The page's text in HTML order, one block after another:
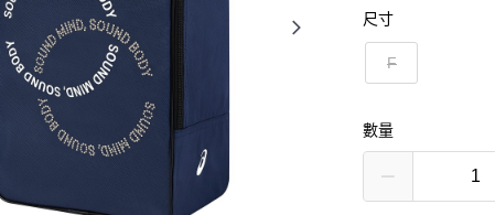
尺寸
F
數量